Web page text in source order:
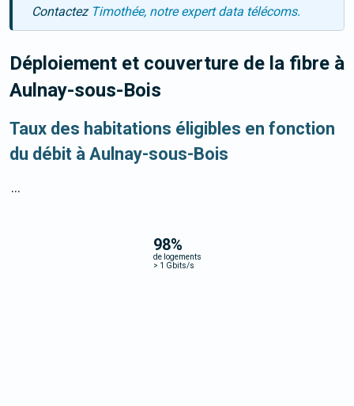
Contactez Timothée, notre expert data télécoms.
Déploiement et couverture de la fibre à
Aulnay-sous-Bois
Taux des habitations éligibles en fonction
du débit à Aulnay-sous-Bois
98%
de logements
> 1 Gbits/s
...